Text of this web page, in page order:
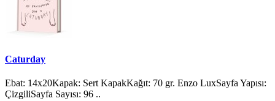
Caturday
Ebat: 14x20Kapak: Sert KapakKağıt: 70 gr. Enzo LuxSayfa Yapısı:
ÇizgiliSayfa Sayısı: 96 ..